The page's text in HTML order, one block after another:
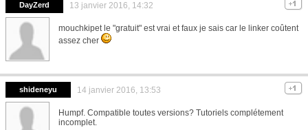
DayZerd 13 janvier 2016, 14:32
mouchkipet le "gratuit" est vrai et faux je sais car le linker coûtent
assez cher
shideneyu 14 janvier 2016, 13:53
Humpf. Compatible toutes versions? Tutoriels complétement
incomplet.